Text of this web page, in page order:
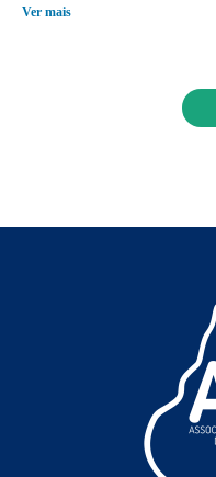
Ver mais